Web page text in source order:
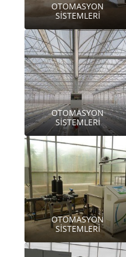
OTOMASYON
SİSTEMLERİ
OTOMASYON
SİSTEMLERİ
OTOMASYON
SİSTEMLERİ